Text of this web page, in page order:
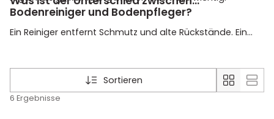
Bodenreiniger und Bodenpfleger?
Ein Reiniger entfernt Schmutz und alte Rückstände. Ein
Ergebnis verwendest du diese Produkte nacheinander.
Sortieren
6 Ergebnisse